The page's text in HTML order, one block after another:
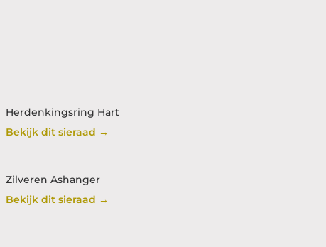
Herdenkingsring Hart
Bekijk dit sieraad →
Zilveren Ashanger
Bekijk dit sieraad →